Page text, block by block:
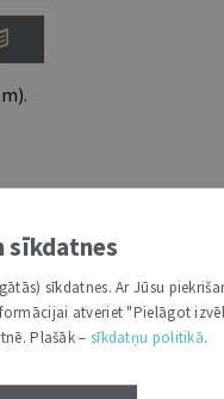
sīkdatnes
sīkdatnes. Ar Jūsu
atveriet "Pielāgot
Plašāk – sīkdatņu politikā.